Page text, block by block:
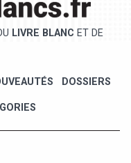
LIVRE BLANC ET DE
DOSSIERS